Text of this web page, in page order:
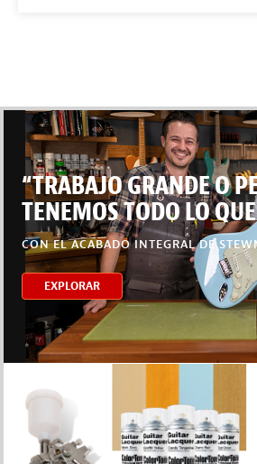
“TRABAJO GRANDE O
TENEMOS TODO LO
CON EL ACABADO INTEGRAL DE
EXPLORAR